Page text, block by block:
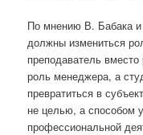
По мнению В. Бабака
должны измениться
преподаватель
роль менеджера, а
превратиться в
не целью, а способом
профессиональной